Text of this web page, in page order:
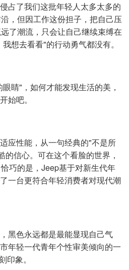
占了我们这批年轻人太多太多的
，但因工作这份担子，把自己压
了潮流，只会让自己继续束缚在
想去看看"的行动勇气都没有。
睛"，如何才能发现生活的美，
始吧。
应性能，从一句经典的"不是所
信心。可在这个看脸的世界，
巧的是，Jeep基于对新生代年
一台更符合年轻消费者对现代潮
黑色永远都是最能显现自己气
年轻一代青年个性审美倾向的一
象。